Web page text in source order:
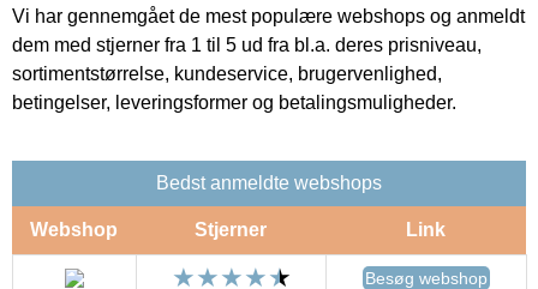
Vi har gennemgået de mest populære webshops og anmeldt
dem med stjerner fra 1 til 5 ud fra bl.a. deres prisniveau,
sortimentstørrelse, kundeservice, brugervenlighed,
betingelser, leveringsformer og betalingsmuligheder.
Bedst anmeldte webshops
Webshop Stjerner Link
Besøg webshop